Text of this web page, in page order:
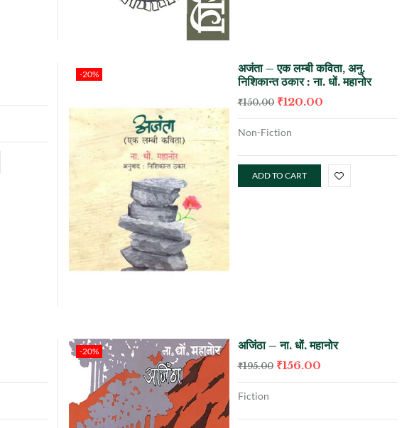
-20%
अजंता – एक लम्बी कविता, अनु.
निशिकान्त ठकार : ना. धों. महानोर
₹150.00 ₹120.00
Non-Fiction
ADD TO CART
-20% अजिंठा – ना. धों. महानोर
₹195.00 ₹156.00
Fiction